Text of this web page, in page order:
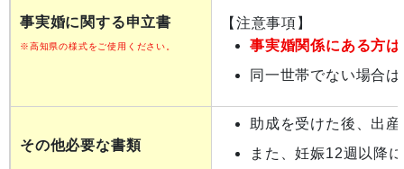
事実婚に関する申立書
※高知県の様式をご使用ください。
【注意事項】
事実婚関係にある方
同一世帯でない場合
その他必要な書類
助成を受けた後、出
また、妊娠12週以降